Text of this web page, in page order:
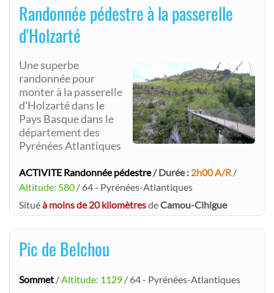
Randonnée pédestre à la passerelle
d'Holzarté
Une superbe
randonnée pour
monter à la passerelle
d'Holzarté dans le
Pays Basque dans le
département des
Pyrénées Atlantiques
ACTIVITE Randonnée pédestre/ Durée : 2h00 A/R /
Altitude: 580 / 64 - Pyrénées-Atlantiques
Situéà moins de 20 kilomètresdeCamou-Cihigue
Pic de Belchou
Sommet /Altitude: 1129 / 64 - Pyrénées-Atlantiques